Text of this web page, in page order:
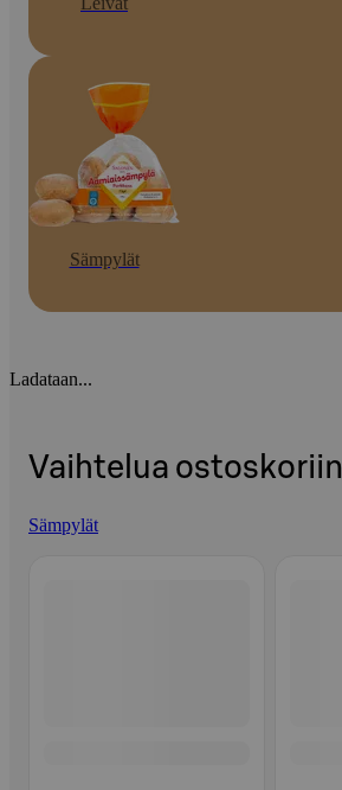
Sämpylät
Ladataan...
Vaihtelua ostoskoriin
Sämpylät